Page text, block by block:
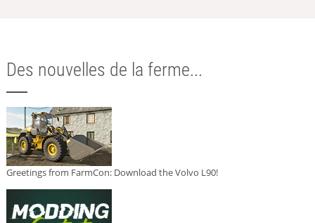
Des nouvelles de la ferme...
Greetings from FarmCon: Download the Volvo L90!